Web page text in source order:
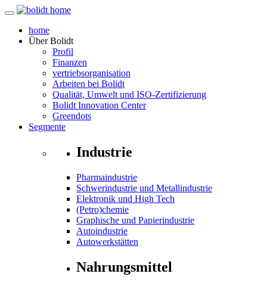
home
ÜberBolidt
Profil
Finanzen
vertriebsorganisation
Arbeiten bei Bolidt
Qualität, Umwelt und ISO-Zertifizierung
Bolidt Innovation Center
Greendots
Segmente
Industrie
Pharmaindustrie
Schwerindustrie und Metallindustrie
Elektronik und High Tech
(Petro)chemie
Graphische und Papierindustrie
Autoindustrie
Autowerkstätten
Nahrungsmittel